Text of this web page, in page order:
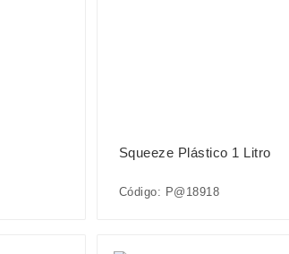
Squeeze Plástico 1 Litro
Código: P@18918